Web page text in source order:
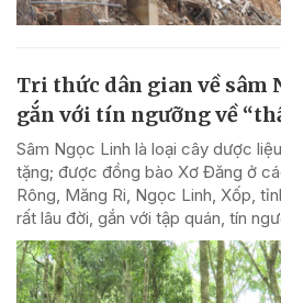
Tri thức dân gian về sâm
gắn với tín ngưỡng về
Sâm Ngọc Linh là loại cây dược
tặng; được đồng bào Xơ Đăng ở
Rông, Măng Ri, Ngọc Linh, Xốp,
rất lâu đời, gắn với tập quán, tín